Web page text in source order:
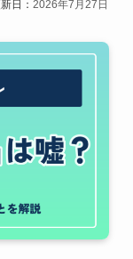
日：2026年7月27日